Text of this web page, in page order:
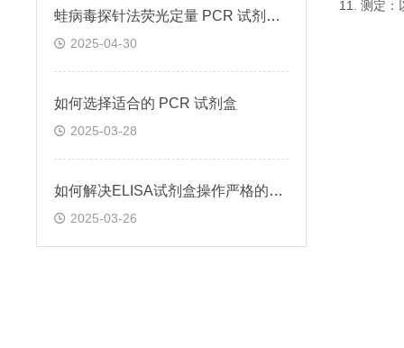
蛙病毒探针法荧光定量 PCR 试剂盒定量定性检测
2025-04-30
如何选择适合的 PCR 试剂盒
2025-03-28
如何解决ELISA试剂盒操作严格的问题
2025-03-26
11. 测定：